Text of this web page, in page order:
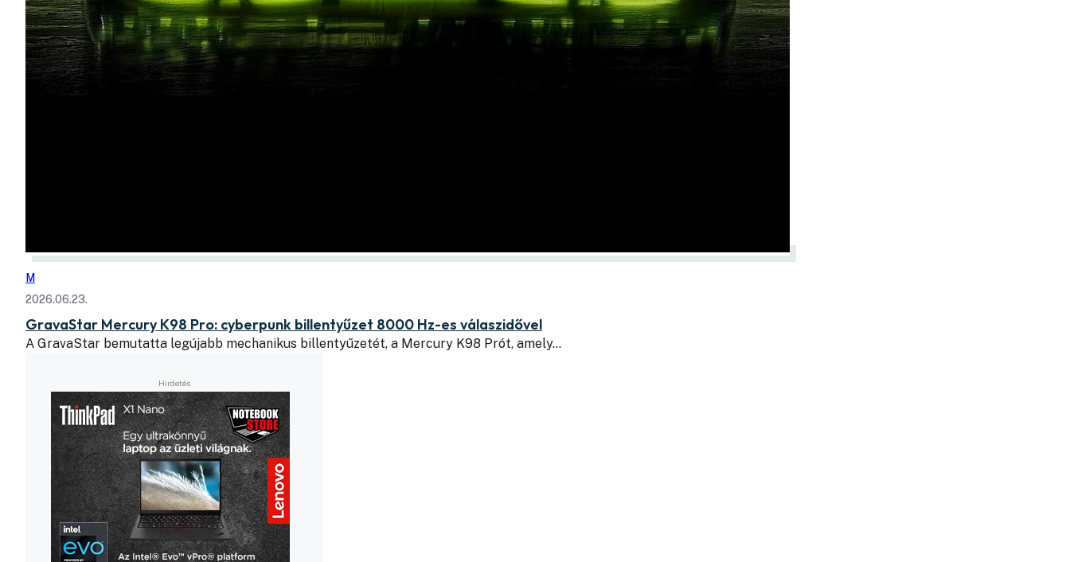
M
2026.06.23.
GravaStar Mercury K98 Pro: cyberpunk billentyűzet 8000 Hz-es válaszidővel
A GravaStar bemutatta legújabb mechanikus billentyűzetét, a Mercury K98 Prót, amely…